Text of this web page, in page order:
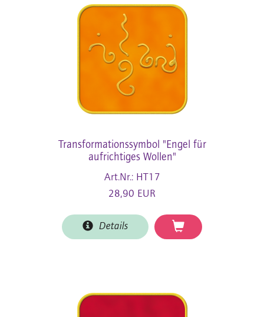
Transformationssymbol "Engel für
aufrichtiges Wollen"
Art.Nr.: HT17
28,90 EUR
Details